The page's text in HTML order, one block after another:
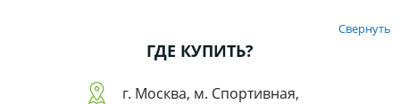
Свернуть
ГДЕ КУПИТЬ?
г. Москва, м. Спортивная,